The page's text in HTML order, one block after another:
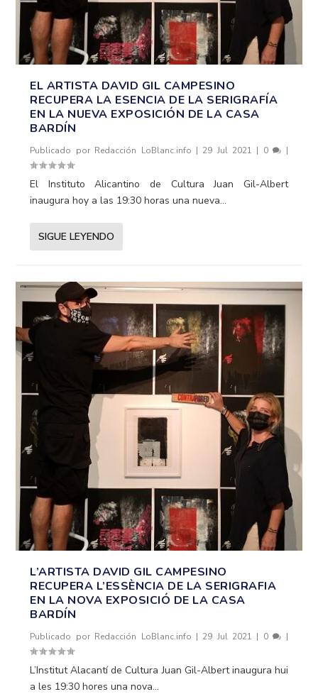
EL ARTISTA DAVID GIL CAMPESINO
RECUPERA LA ESENCIA DE LA SERIGRAFÍA
EN LA NUEVA EXPOSICIÓN DE LA CASA
BARDÍN
Publicado por Redacción LoBlanc.info | 29 Jul 2021 | 0 |
El Instituto Alicantino de Cultura Juan Gil-Albert
inaugura hoy a las 19:30 horas una nueva...
SIGUE LEYENDO
L’ARTISTA DAVID GIL CAMPESINO
RECUPERA L’ESSÈNCIA DE LA SERIGRAFIA
EN LA NOVA EXPOSICIÓ DE LA CASA
BARDÍN
Publicado por Redacción LoBlanc.info | 29 Jul 2021 | 0 |
L’Institut Alacantí de Cultura Juan Gil-Albert inaugura hui
a les 19:30 hores una nova...